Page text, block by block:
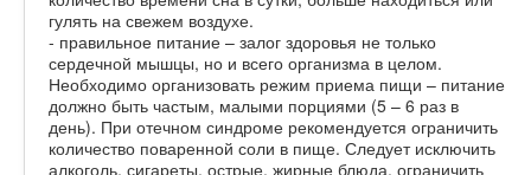
гулять на свежем воздухе.
- правильное питание – залог здоровья не только
сердечной мышцы, но и всего организма в целом.
Необходимо организовать режим приема пищи – питание
должно быть частым, малыми порциями (5 – 6 раз в
день). При отечном синдроме рекомендуется ограничить
количество поваренной соли в пище. Следует исключить
алкоголь, сигареты, острые, жирные блюда, ограничить